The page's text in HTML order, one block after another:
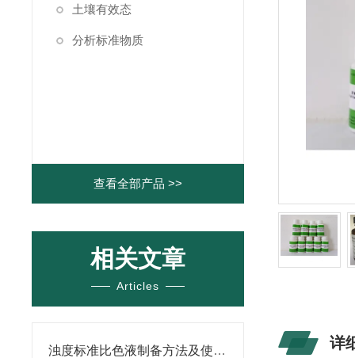
土壤有效态
分析标准物质
查看全部产品 >>
相关文章
Articles
浊度标准比色液制备方法及使用场景
详